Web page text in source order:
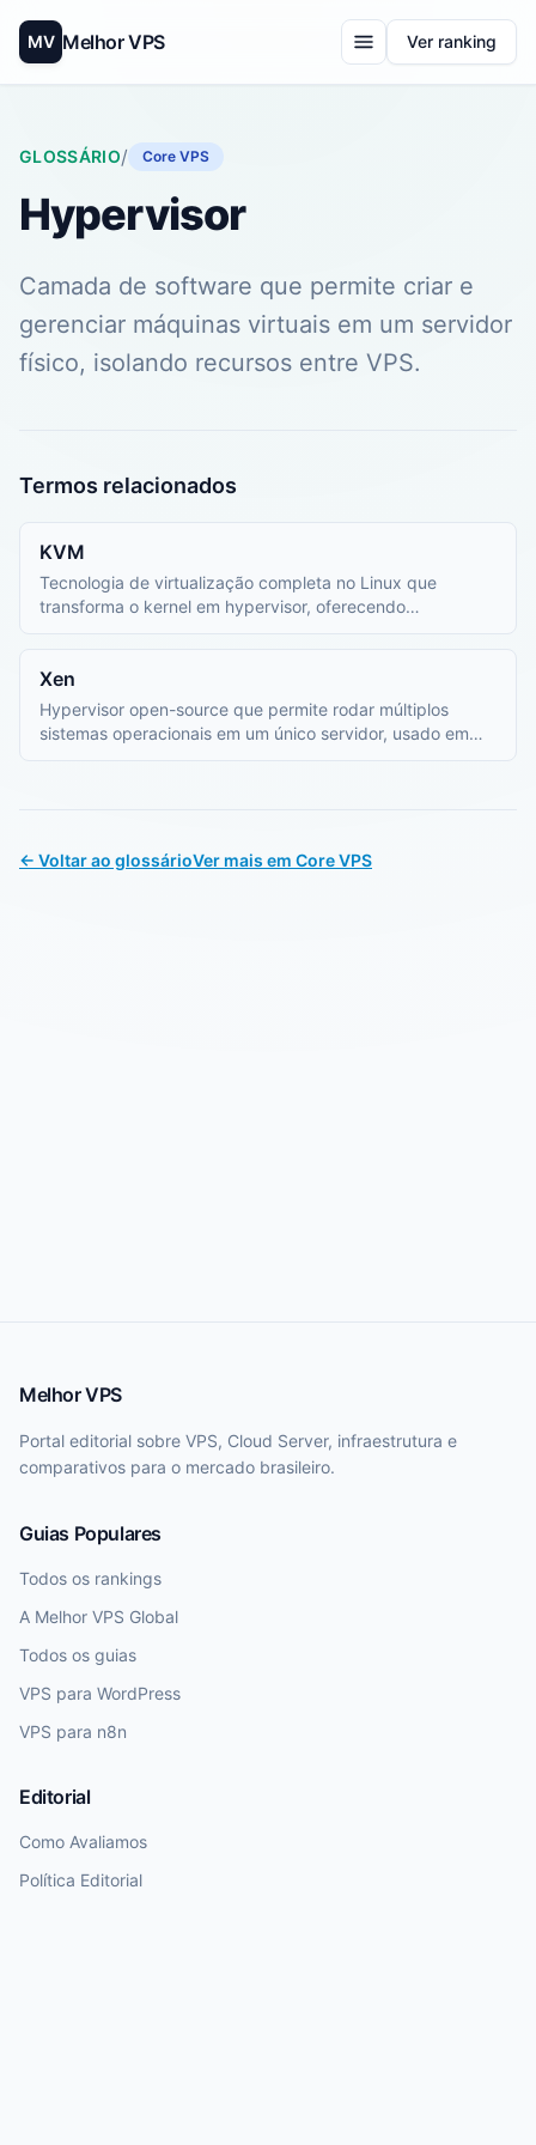
MV Melhor VPS Ver ranking
GLOSSÁRIO/ Core VPS
Hypervisor
Camada de software que permite criar e
gerenciar máquinas virtuais em um servidor
físico, isolando recursos entre VPS.
Termos relacionados
KVM
Tecnologia de virtualização completa no Linux que
transforma o kernel em hypervisor, oferecendo
Xen
Hypervisor open-source que permite rodar múltiplos
sistemas operacionais em um único servidor, usado em
← Voltar ao glossárioVer mais em Core VPS
Melhor VPS
Portal editorial sobre VPS, Cloud Server, infraestrutura e
comparativos para o mercado brasileiro.
Guias Populares
Todos os rankings
A Melhor VPS Global
Todos os guias
VPS para WordPress
VPS para n8n
Editorial
Como Avaliamos
Política Editorial